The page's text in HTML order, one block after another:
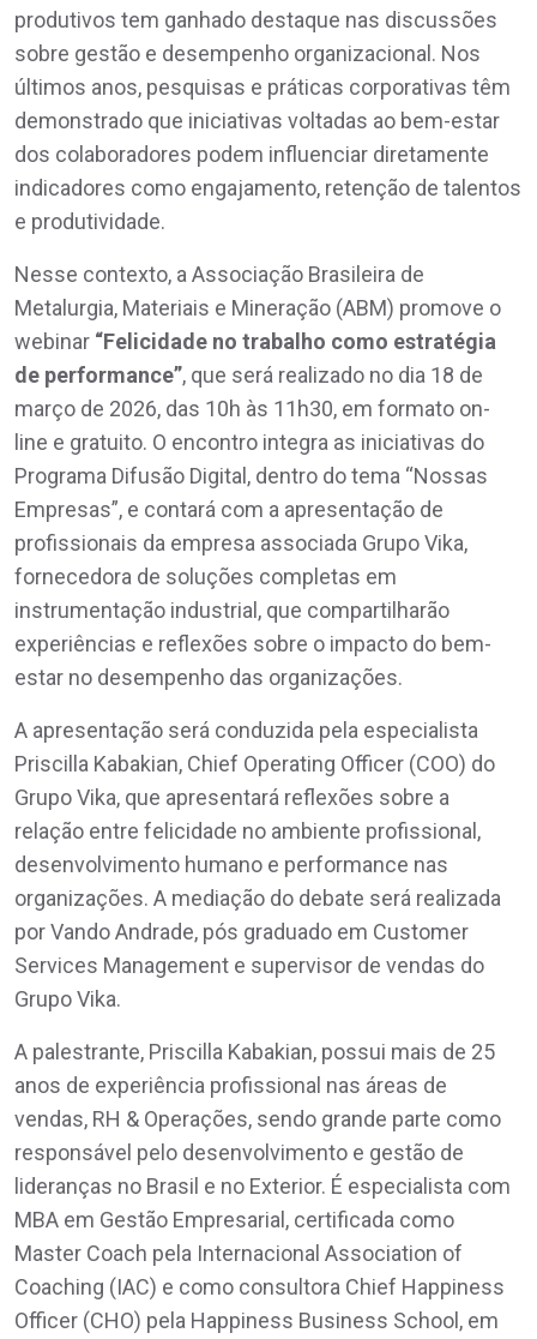
produtivos tem ganhado destaque nas discussões
sobre gestão e desempenho organizacional. Nos
últimos anos, pesquisas e práticas corporativas têm
demonstrado que iniciativas voltadas ao bem-estar
dos colaboradores podem influenciar diretamente
indicadores como engajamento, retenção de talentos
e produtividade.
Nesse contexto, a Associação Brasileira de
Metalurgia, Materiais e Mineração (ABM) promove o
webinar “Felicidade no trabalho como estratégia
de performance”, que será realizado no dia 18 de
março de 2026, das 10h às 11h30, em formato on-
line e gratuito. O encontro integra as iniciativas do
Programa Difusão Digital, dentro do tema “Nossas
Empresas”, e contará com a apresentação de
profissionais da empresa associada Grupo Vika,
fornecedora de soluções completas em
instrumentação industrial, que compartilharão
experiências e reflexões sobre o impacto do bem-
estar no desempenho das organizações.
A apresentação será conduzida pela especialista
Priscilla Kabakian, Chief Operating Officer (COO) do
Grupo Vika, que apresentará reflexões sobre a
relação entre felicidade no ambiente profissional,
desenvolvimento humano e performance nas
organizações. A mediação do debate será realizada
por Vando Andrade, pós graduado em Customer
Services Management e supervisor de vendas do
Grupo Vika.
A palestrante, Priscilla Kabakian, possui mais de 25
anos de experiência profissional nas áreas de
vendas, RH & Operações, sendo grande parte como
responsável pelo desenvolvimento e gestão de
lideranças no Brasil e no Exterior. É especialista com
MBA em Gestão Empresarial, certificada como
Master Coach pela Internacional Association of
Coaching (IAC) e como consultora Chief Happiness
Officer (CHO) pela Happiness Business School, em